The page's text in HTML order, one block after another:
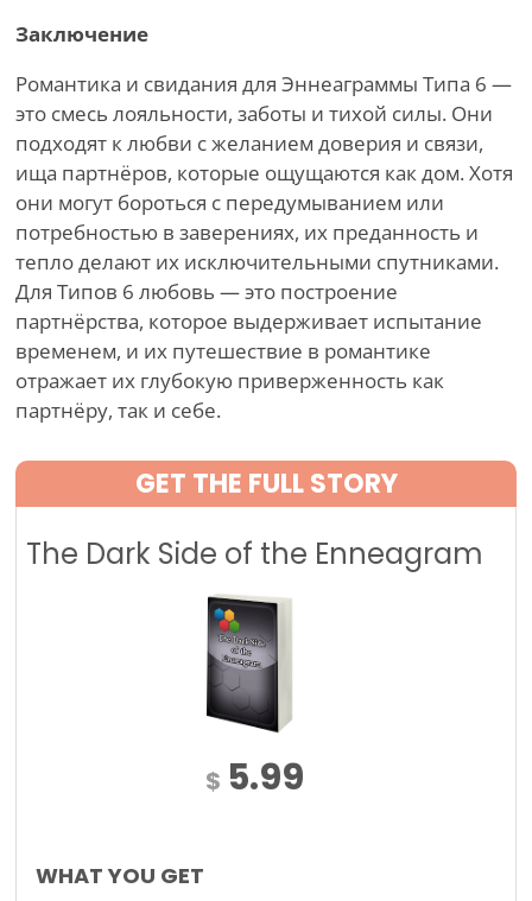
Заключение
Романтика и свидания для Эннеаграммы Типа 6 —
это смесь лояльности, заботы и тихой силы. Они
подходят к любви с желанием доверия и связи,
ища партнёров, которые ощущаются как дом. Хотя
они могут бороться с передумыванием или
потребностью в заверениях, их преданность и
тепло делают их исключительными спутниками.
Для Типов 6 любовь — это построение
партнёрства, которое выдерживает испытание
временем, и их путешествие в романтике
отражает их глубокую приверженность как
партнёру, так и себе.
GET THE FULL STORY
The Dark Side of the Enneagram
$ 5.99
WHAT YOU GET